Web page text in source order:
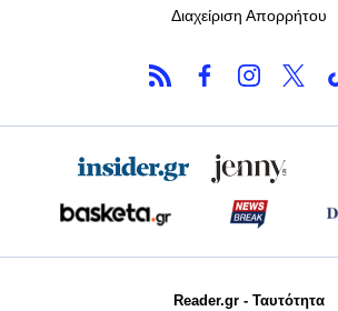
Διαχείριση Απορρήτου
Reader.gr - Ταυτότητα